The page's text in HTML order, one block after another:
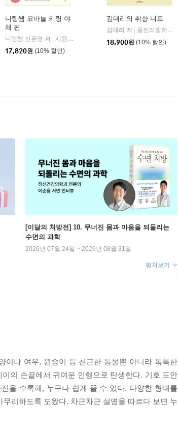
니팅쌤 코바늘 키링 야
채 편
니팅쌤 신은영 저
시원북스
17,820원 (10% 할인)
김대리의 취향 니트
김대리 저
웅진리빙하우스
18,900원 (10% 할인)
[이달의 처방전] 10. 무너진 몸과 마음을 되돌리는
수면의 과학
2026년 07월 24일 ~ 2026년 08월 31일
펼쳐보기
이나 여우, 원숭이 등 친근한 동물뿐 아니라 독특한
의 손끝에서 귀여운 인형으로 탄생한다. 기호 도안
을 수록해, 누구나 쉽게 뜰 수 있다. 다양한 형태를
리하도록 도왔다. 차근차근 설명을 따르다 보면 누